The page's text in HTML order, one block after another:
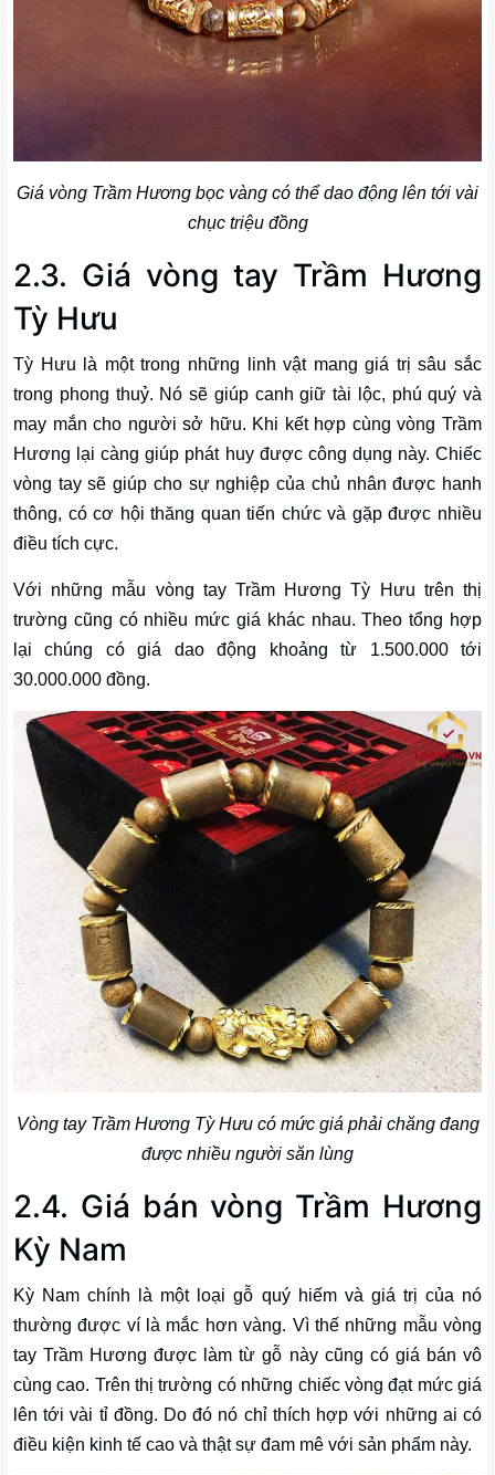
Giá vòng Trầm Hương bọc vàng có thể dao động lên tới vài
chục triệu đồng
2.3. Giá vòng tay Trầm Hương
Tỳ Hưu
Tỳ Hưu là một trong những linh vật mang giá trị sâu sắc
trong phong thuỷ. Nó sẽ giúp canh giữ tài lộc, phú quý và
may mắn cho người sở hữu. Khi kết hợp cùng vòng Trầm
Hương lại càng giúp phát huy được công dụng này. Chiếc
vòng tay sẽ giúp cho sự nghiệp của chủ nhân được hanh
thông, có cơ hội thăng quan tiến chức và gặp được nhiều
điều tích cực.
Với những mẫu vòng tay Trầm Hương Tỳ Hưu trên thị
trường cũng có nhiều mức giá khác nhau. Theo tổng hợp
lại chúng có giá dao động khoảng từ 1.500.000 tới
30.000.000 đồng.
Vòng tay Trầm Hương Tỳ Hưu có mức giá phải chăng đang
được nhiều người săn lùng
2.4. Giá bán vòng Trầm Hương
Kỳ Nam
Kỳ Nam chính là một loại gỗ quý hiếm và giá trị của nó
thường được ví là mắc hơn vàng. Vì thế những mẫu vòng
tay Trầm Hương được làm từ gỗ này cũng có giá bán vô
cùng cao. Trên thị trường có những chiếc vòng đạt mức giá
lên tới vài tỉ đồng. Do đó nó chỉ thích hợp với những ai có
điều kiện kinh tế cao và thật sự đam mê với sản phẩm này.